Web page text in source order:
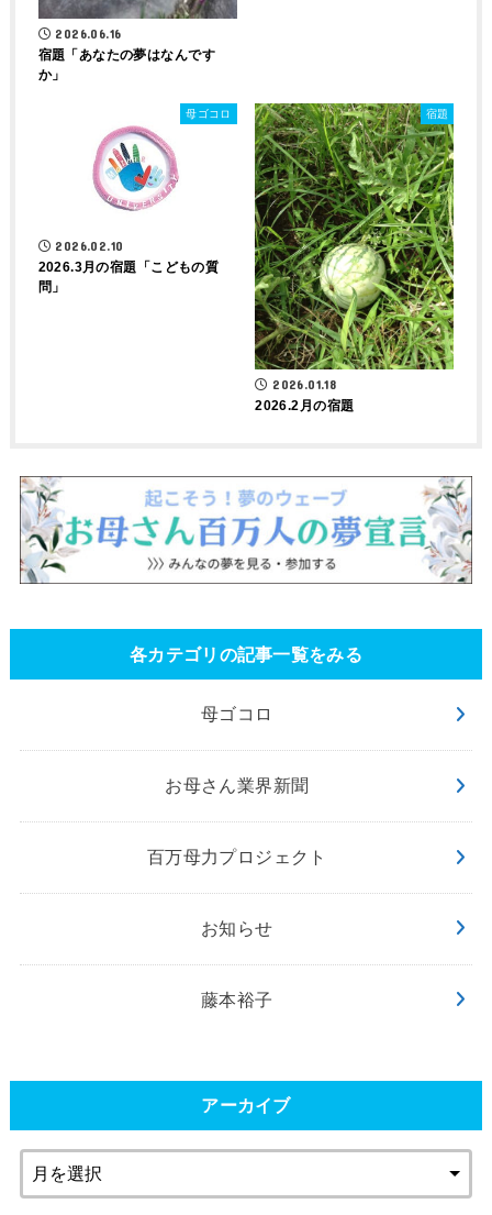
2026.06.16
宿題「あなたの夢はなんです
か」
母ゴコロ
2026.02.10
2026.3月の宿題「こどもの質
問」
宿題
2026.01.18
2026.2月の宿題
各カテゴリの記事一覧をみる
母ゴコロ
お母さん業界新聞
百万母力プロジェクト
お知らせ
藤本裕子
アーカイブ